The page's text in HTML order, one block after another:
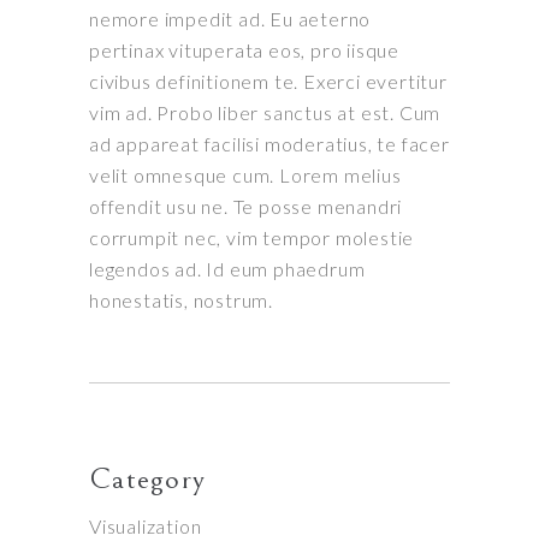
nemore impedit ad. Eu aeterno
pertinax vituperata eos, pro iisque
civibus definitionem te. Exerci evertitur
vim ad. Probo liber sanctus at est. Cum
ad appareat facilisi moderatius, te facer
velit omnesque cum. Lorem melius
offendit usu ne. Te posse menandri
corrumpit nec, vim tempor molestie
legendos ad. Id eum phaedrum
honestatis, nostrum.
Category
Visualization